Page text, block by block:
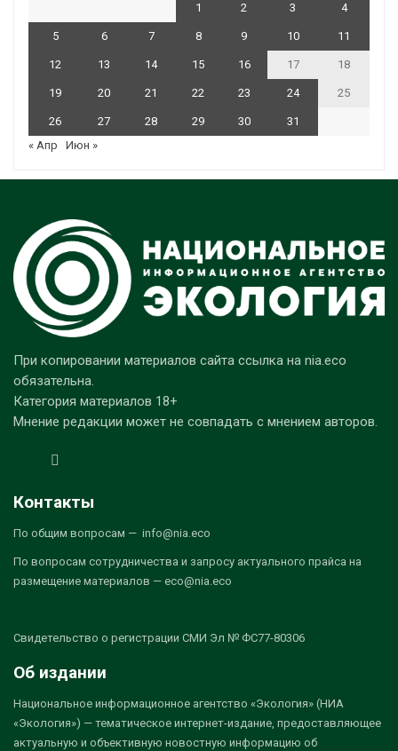
1 2 3 4
5 6 7 8 9 10 11
12 13 14 15 16 17 18
19 20 21 22 23 24 25
26 27 28 29 30
31
« Апр
Июн »
При копировании материалов сайта ссылка на nia.eco
обязательна.
Категория материалов 18+
Мнение редакции может не совпадать с мнением авторов.
Контакты
По общим вопросам — info@nia.eco
По вопросам сотрудничества и запросу актуального прайса на
размещение материалов — eco@nia.eco
Свидетельство о регистрации СМИ Эл № ФС77-80306
Об издании
Национальное информационное агентство «Экология» (НИА
«Экология») — тематическое интернет-издание, предоставляющее
актуальную и объективную новостную информацию об